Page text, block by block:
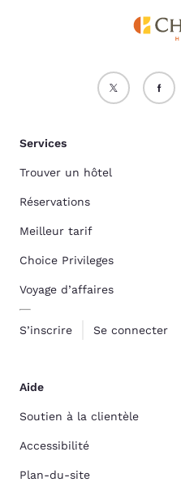
Services
Trouver un hôtel
Réservations
Meilleur tarif
Choice Privileges
Voyage d’affaires
S’inscrire Se connecter
Aide
Soutien à la clientèle
Accessibilité
Plan-du-site